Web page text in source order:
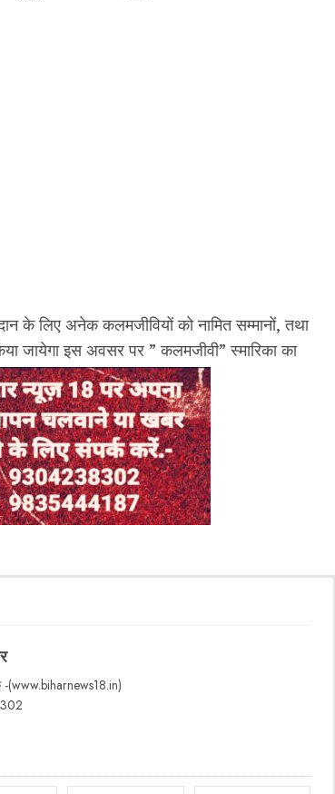
के लिए अनेक कलमजीवियों को नामित सम्मानों, तथा
जायेगा इस अवसर पर ” कलमजीवी” स्मारिका का
-(www.biharnews18.in)